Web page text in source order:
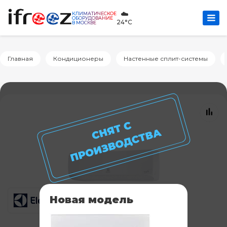
КЛИМАТИЧЕСКОЕ
ОБОРУДОВАНИЕ
В МОСКВЕ
☁️
24°C
Главная Кондиционеры Настенные сплит-системы
Новая модель